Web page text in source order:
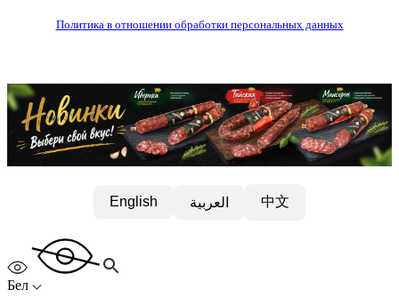
Политика в отношении обработки персональных данных
English العربية 中文
Бел